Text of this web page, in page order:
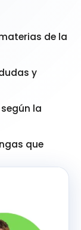
de la
y
la
que